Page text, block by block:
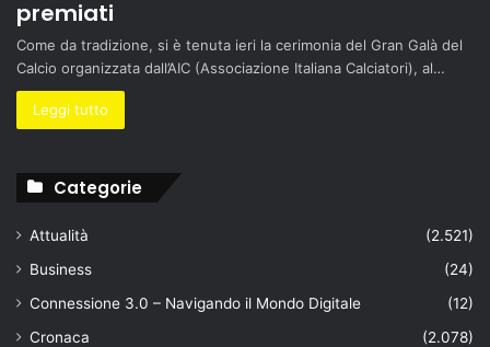
premiati
Come da tradizione, si è tenuta ieri la cerimonia del Gran Galà del
Calcio organizzata dall’AIC (Associazione Italiana Calciatori), al…
Leggi tutto
Categorie
Attualità
(2.521)
Business
(24)
Connessione 3.0 – Navigando il Mondo Digitale
(12)
Cronaca
(2.078)